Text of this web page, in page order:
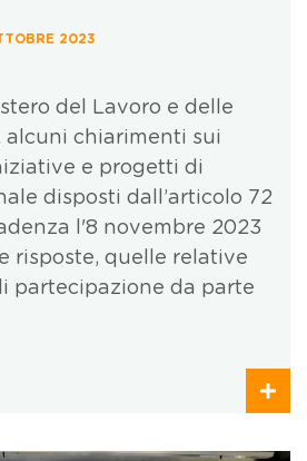
2023
del Lavoro e delle
alcuni chiarimenti sui
e progetti di
disposti dall’articolo 72
l'8 novembre 2023
risposte, quelle relative
partecipazione da parte